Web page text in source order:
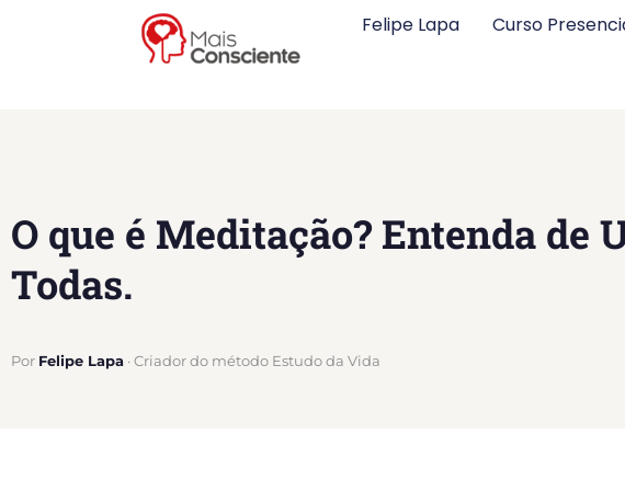
Felipe Lapa Curso
O que é Meditação? Entenda de
Todas.
Por Felipe Lapa · Criador do método Estudo da Vida